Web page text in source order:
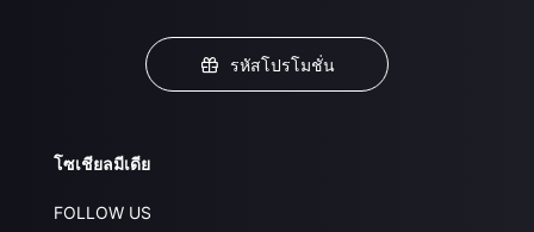
รหัสโปรโมชั่น
โซเชียลมีเดีย
FOLLOW US